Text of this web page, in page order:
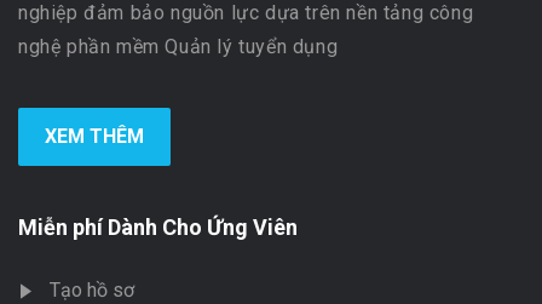
nghiệp đảm bảo nguồn lực dựa trên nền tảng công
nghệ phần mềm Quản lý tuyển dụng
XEM THÊM
Miễn phí Dành Cho Ứng Viên
Tạo hồ sơ